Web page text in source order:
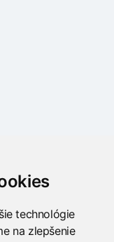
technológie
na zlepšenie